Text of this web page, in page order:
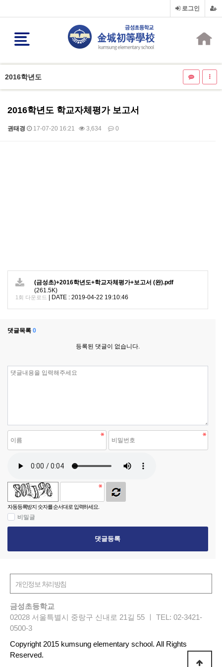
로그인
2016학년도
2016학년도 학교자체평가 보고서
권태경 17-07-20 16:21 3,634 0
(금성초)+2016학년도+학교자체평가+보고서 (완).pdf
(261.5K)
1회 다운로드 DATE : 2019-04-22 19:10:46
댓글목록 0
등록된 댓글이 없습니다.
자동등록방지 숫자를 순서대로 입력하세요.
비밀글
댓글등록
금성초등학교
02028 서울특별시 중랑구 신내로 21길 55 ㅣ TEL: 02-3421-
0500-3
Copyright 2015 kumsung elementary school. All Rights
Reserved.